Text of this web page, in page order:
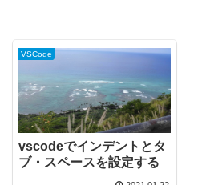
VSCode
vscodeでインデントとタ
ブ・スペースを設定する